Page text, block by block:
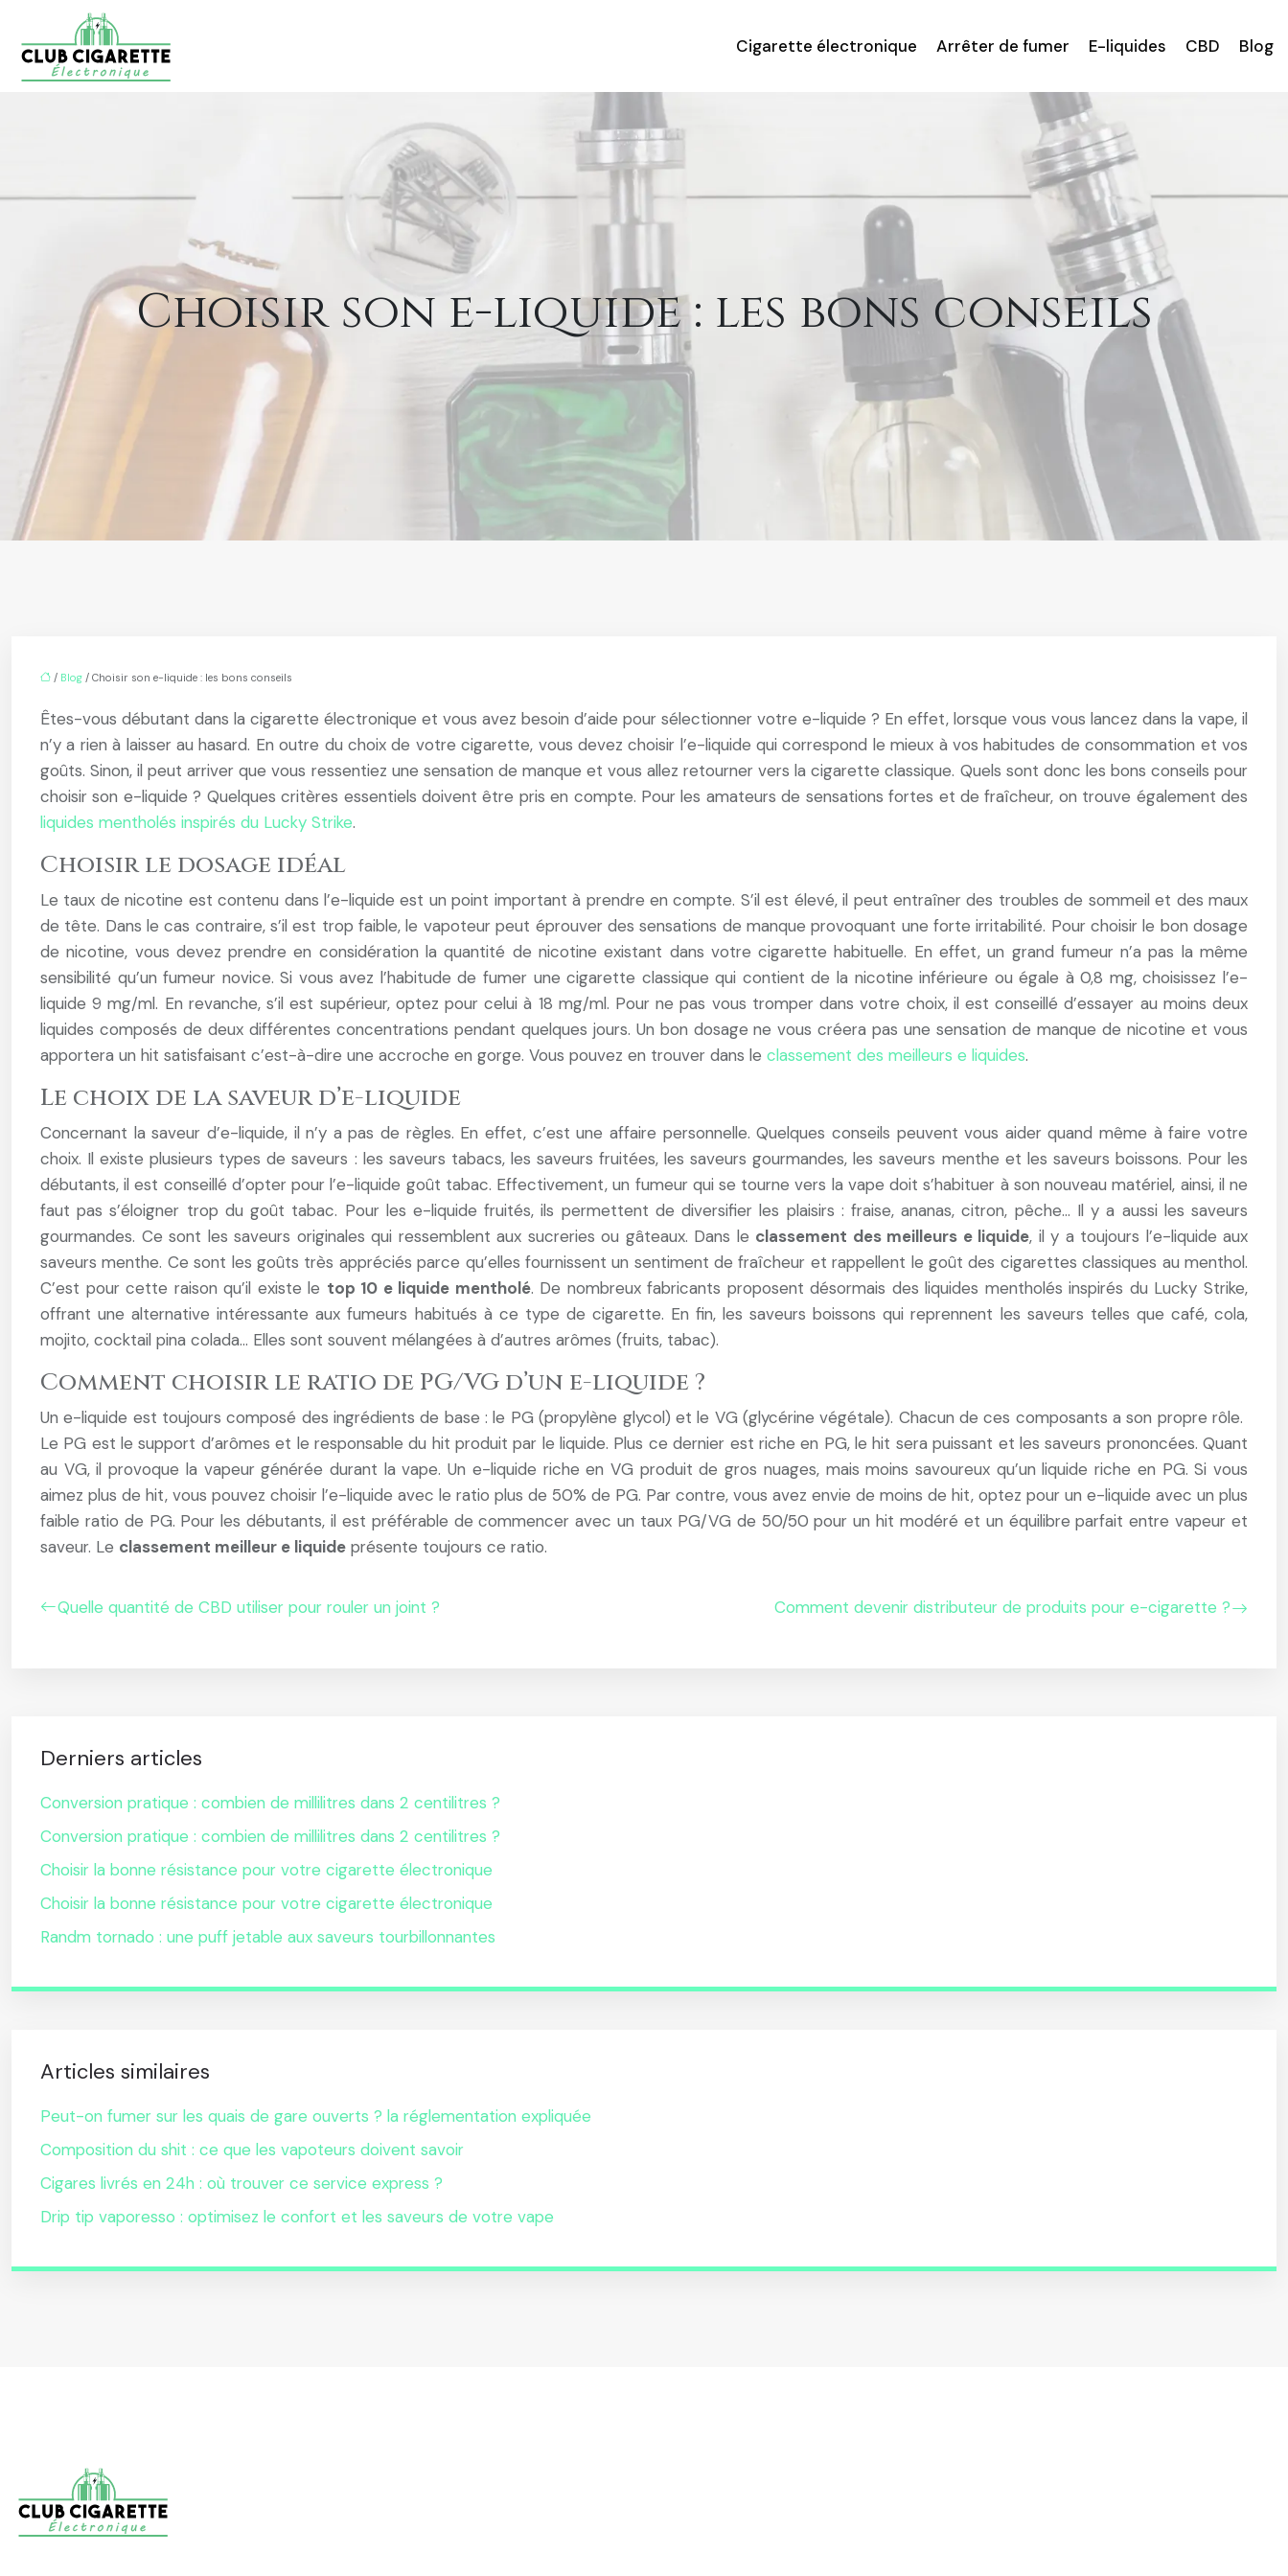
Cigarette électronique Arrêter de fumer E-liquides CBD Blog
Choisir son e-liquide : les bons conseils
/ Blog / Choisir son e-liquide : les bons conseils
Êtes-vous débutant dans la cigarette électronique et vous avez besoin d’aide pour sélectionner votre e-liquide ? En effet, lorsque vous vous lancez dans la vape, il
n’y a rien à laisser au hasard. En outre du choix de votre cigarette, vous devez choisir l’e-liquide qui correspond le mieux à vos habitudes de consommation et vos
goûts. Sinon, il peut arriver que vous ressentiez une sensation de manque et vous allez retourner vers la cigarette classique. Quels sont donc les bons conseils pour
choisir son e-liquide ? Quelques critères essentiels doivent être pris en compte. Pour les amateurs de sensations fortes et de fraîcheur, on trouve également des
liquides mentholés inspirés du Lucky Strike.
Choisir le dosage idéal
Le taux de nicotine est contenu dans l’e-liquide est un point important à prendre en compte. S’il est élevé, il peut entraîner des troubles de sommeil et des maux
de tête. Dans le cas contraire, s’il est trop faible, le vapoteur peut éprouver des sensations de manque provoquant une forte irritabilité. Pour choisir le bon dosage
de nicotine, vous devez prendre en considération la quantité de nicotine existant dans votre cigarette habituelle. En effet, un grand fumeur n’a pas la même
sensibilité qu’un fumeur novice. Si vous avez l’habitude de fumer une cigarette classique qui contient de la nicotine inférieure ou égale à 0,8 mg, choisissez l’e-
liquide 9 mg/ml. En revanche, s’il est supérieur, optez pour celui à 18 mg/ml. Pour ne pas vous tromper dans votre choix, il est conseillé d’essayer au moins deux
liquides composés de deux différentes concentrations pendant quelques jours. Un bon dosage ne vous créera pas une sensation de manque de nicotine et vous
apportera un hit satisfaisant c’est-à-dire une accroche en gorge. Vous pouvez en trouver dans le classement des meilleurs e liquides.
Le choix de la saveur d’e-liquide
Concernant la saveur d’e-liquide, il n’y a pas de règles. En effet, c’est une affaire personnelle. Quelques conseils peuvent vous aider quand même à faire votre
choix. Il existe plusieurs types de saveurs : les saveurs tabacs, les saveurs fruitées, les saveurs gourmandes, les saveurs menthe et les saveurs boissons. Pour les
débutants, il est conseillé d’opter pour l’e-liquide goût tabac. Effectivement, un fumeur qui se tourne vers la vape doit s’habituer à son nouveau matériel, ainsi, il ne
faut pas s’éloigner trop du goût tabac. Pour les e-liquide fruités, ils permettent de diversifier les plaisirs : fraise, ananas, citron, pêche… Il y a aussi les saveurs
gourmandes. Ce sont les saveurs originales qui ressemblent aux sucreries ou gâteaux. Dans le classement des meilleurs e liquide, il y a toujours l’e-liquide aux
saveurs menthe. Ce sont les goûts très appréciés parce qu’elles fournissent un sentiment de fraîcheur et rappellent le goût des cigarettes classiques au menthol.
C’est pour cette raison qu’il existe le top 10 e liquide mentholé. De nombreux fabricants proposent désormais des liquides mentholés inspirés du Lucky Strike,
offrant une alternative intéressante aux fumeurs habitués à ce type de cigarette. En fin, les saveurs boissons qui reprennent les saveurs telles que café, cola,
mojito, cocktail pina colada… Elles sont souvent mélangées à d’autres arômes (fruits, tabac).
Comment choisir le ratio de PG/VG d’un e-liquide ?
Un e-liquide est toujours composé des ingrédients de base : le PG (propylène glycol) et le VG (glycérine végétale). Chacun de ces composants a son propre rôle.
Le PG est le support d’arômes et le responsable du hit produit par le liquide. Plus ce dernier est riche en PG, le hit sera puissant et les saveurs prononcées. Quant
au VG, il provoque la vapeur générée durant la vape. Un e-liquide riche en VG produit de gros nuages, mais moins savoureux qu’un liquide riche en PG. Si vous
aimez plus de hit, vous pouvez choisir l’e-liquide avec le ratio plus de 50% de PG. Par contre, vous avez envie de moins de hit, optez pour un e-liquide avec un plus
faible ratio de PG. Pour les débutants, il est préférable de commencer avec un taux PG/VG de 50/50 pour un hit modéré et un équilibre parfait entre vapeur et
saveur. Le classement meilleur e liquide présente toujours ce ratio.
Quelle quantité de CBD utiliser pour rouler un joint ? Comment devenir distributeur de produits pour e-cigarette ?
Derniers articles
Conversion pratique : combien de millilitres dans 2 centilitres ?
Conversion pratique : combien de millilitres dans 2 centilitres ?
Choisir la bonne résistance pour votre cigarette électronique
Choisir la bonne résistance pour votre cigarette électronique
Randm tornado : une puff jetable aux saveurs tourbillonnantes
Articles similaires
Peut-on fumer sur les quais de gare ouverts ? la réglementation expliquée
Composition du shit : ce que les vapoteurs doivent savoir
Cigares livrés en 24h : où trouver ce service express ?
Drip tip vaporesso : optimisez le confort et les saveurs de votre vape